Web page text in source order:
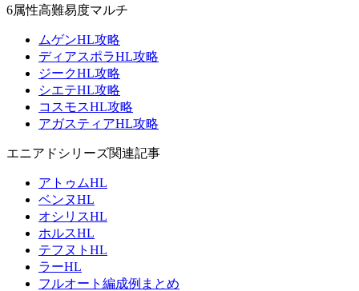
6属性高難易度マルチ
ムゲンHL攻略
ディアスポラHL攻略
ジークHL攻略
シエテHL攻略
コスモスHL攻略
アガスティアHL攻略
エニアドシリーズ関連記事
アトゥムHL
ベンヌHL
オシリスHL
ホルスHL
テフヌトHL
ラーHL
フルオート編成例まとめ